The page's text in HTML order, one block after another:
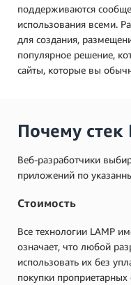
поддерживаются
использования всеми.
для создания,
популярное решение,
сайты, которые вы
Почему стек
Веб-разработчики
приложений по
Стоимость
Все технологии LAMP
означает, что любой
использовать их без
покупки